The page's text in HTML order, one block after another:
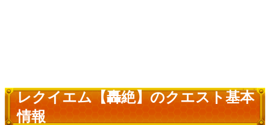
レクイエム【轟絶】のクエスト基本
情報